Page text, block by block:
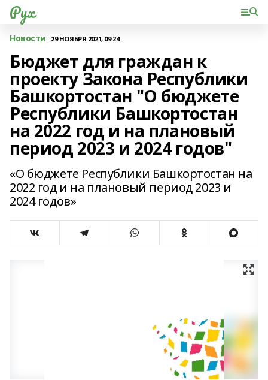
Рух
Новости 29 НОЯБРЯ 2021, 09:24
Бюджет для граждан к
проекту Закона Республики
Башкортостан "О бюджете
Республики Башкортостан
на 2022 год и на плановый
период 2023 и 2024 годов"
«О бюджете Республики Башкортостан на
2022 год и на плановый период 2023 и
2024 годов»